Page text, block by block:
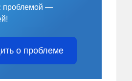
проблемой —
о проблеме